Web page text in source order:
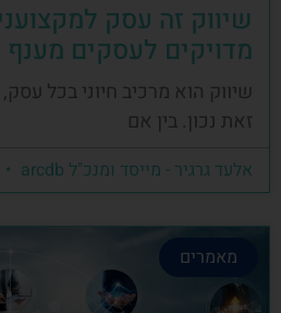
שיווק זה עסק
מדויקים לעסקים מענף
שיווק הוא מרכיב חיוני בכל
זאת נכון. בין אם
אלעד גרגיר - מייסד ומנכ"ל arcdb
מאמרים